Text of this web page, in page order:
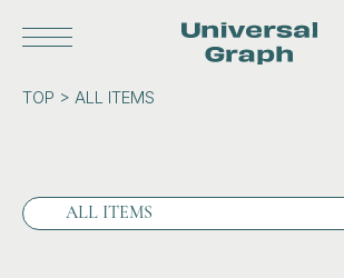
TOP > ALL ITEMS
Log in